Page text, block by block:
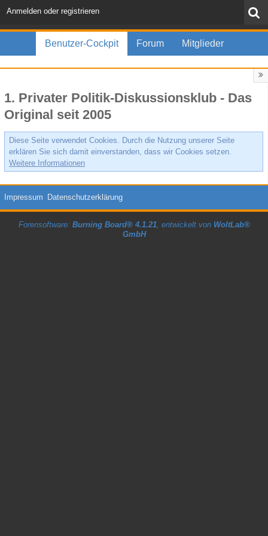
Anmelden oder registrieren
Benutzer-Cockpit Forum Mitglieder
1. Privater Politik-Diskussionsklub - Das
Original seit 2005
Diese Seite verwendet Cookies. Durch die Nutzung unserer Seite
erklären Sie sich damit einverstanden, dass wir Cookies setzen.
Weitere Informationen
Impressum Datenschutzerklärung
Forensoftware: Burning Board® 4.1.21, entwickelt von WoltLab®
GmbH